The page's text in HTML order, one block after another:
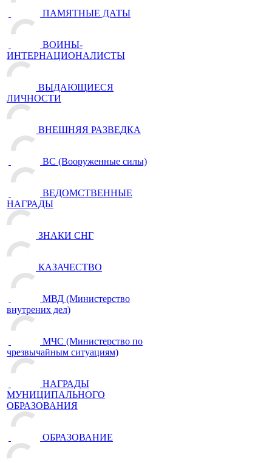
ПАМЯТНЫЕ ДАТЫ
ВОИНЫ-
ИНТЕРНАЦИОНАЛИСТЫ
ВЫДАЮЩИЕСЯ
ЛИЧНОСТИ
ВНЕШНЯЯ РАЗВЕДКА
ВС (Вооруженные силы)
ВЕДОМСТВЕННЫЕ
НАГРАДЫ
ЗНАКИ СНГ
КАЗАЧЕСТВО
МВД (Министерство
внутрених дел)
МЧС (Министерство по
чрезвычайным ситуациям)
НАГРАДЫ
МУНИЦИПАЛЬНОГО
ОБРАЗОВАНИЯ
ОБРАЗОВАНИЕ